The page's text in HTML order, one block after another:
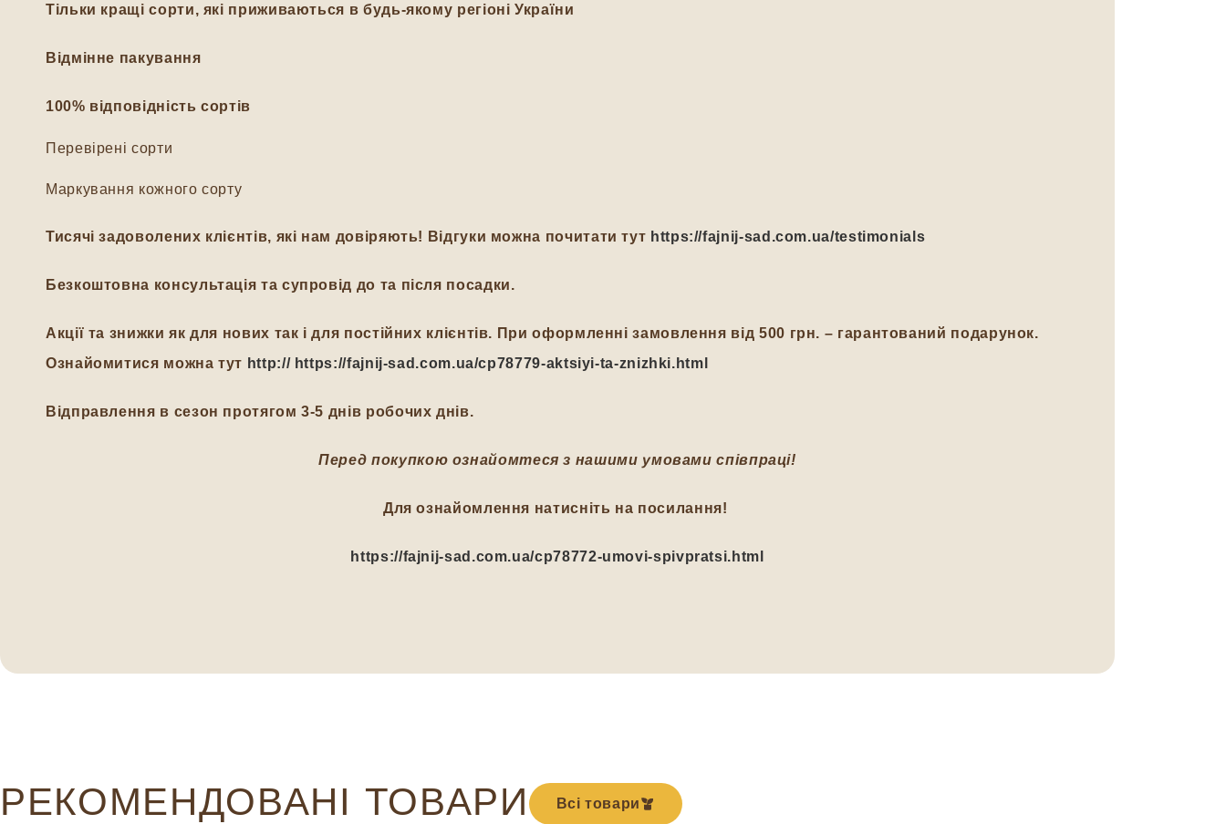
Тільки кращі сорти, які приживаються в будь-якому регіоні України
Відмінне пакування
100% відповідність сортів
Перевірені сорти
Маркування кожного сорту
Тисячі задоволених клієнтів, які нам довіряють! Відгуки можна почитати тут https://fajnij-sad.com.ua/testimonials
Безкоштовна консультація та супровід до та після посадки.
Акції та знижки як для нових так і для постійних клієнтів. При оформленні замовлення від 500 грн. – гарантований подарунок.
Ознайомитися можна тут http:// https://fajnij-sad.com.ua/cp78779-aktsiyi-ta-znizhki.html
Відправлення в сезон протягом 3-5 днів робочих днів.
Перед покупкою ознайомтеся з нашими умовами співпраці!
Для ознайомлення натисніть на посилання!
https://fajnij-sad.com.ua/cp78772-umovi-spivpratsi.html
РЕКОМЕНДОВАНІ ТОВАРИ Всі товари